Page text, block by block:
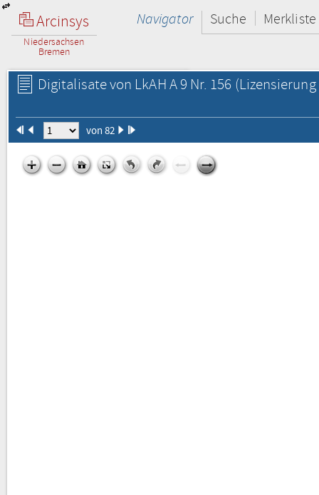
Arcinsys
Niedersachsen
Bremen
Navigator Suche Merkliste
Digitalisate von LkAH A 9 Nr. 156
von 82